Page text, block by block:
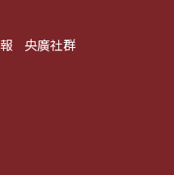
央廣社群